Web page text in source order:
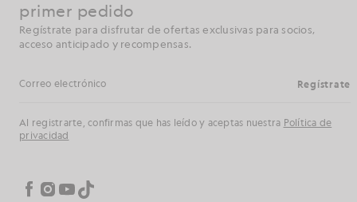
primer pedido
Regístrate para disfrutar de ofertas exclusivas para socios,
acceso anticipado y recompensas.
Dirección de correo electrónico Regístrate
Al registrarte, confirmas que has leído y aceptas nuestra Política de
privacidad
Facebook
Instagram
YouTube
TikTok